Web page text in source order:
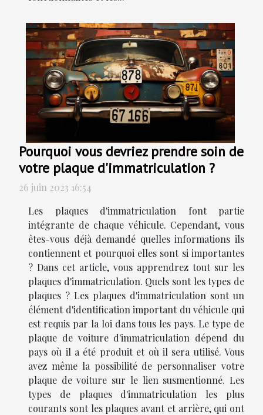
Pourquoi vous devriez prendre soin de
votre plaque d'immatriculation ?
26 juin 2023 16:54
Les plaques d'immatriculation font partie
intégrante de chaque véhicule. Cependant, vous
êtes-vous déjà demandé quelles informations ils
contiennent et pourquoi elles sont si importantes
? Dans cet article, vous apprendrez tout sur les
plaques d'immatriculation. Quels sont les types de
plaques ? Les plaques d'immatriculation sont un
élément d'identification important du véhicule qui
est requis par la loi dans tous les pays. Le type de
plaque de voiture d'immatriculation dépend du
pays où il a été produit et où il sera utilisé. Vous
avez même la possibilité de personnaliser votre
plaque de voiture sur le lien susmentionné. Les
types de plaques d'immatriculation les plus
courants sont les plaques avant et arrière, qui ont